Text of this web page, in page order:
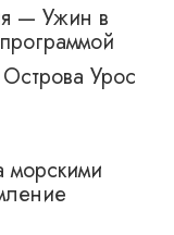
— Ужин в
Урос